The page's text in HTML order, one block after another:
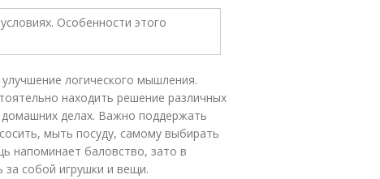
логического мышления.
находить решение различных
делах. Важно поддержать
мыть посуду, самому выбирать
напоминает баловство, зато в
собой игрушки и вещи.